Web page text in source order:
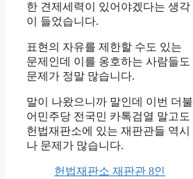
한 견제세력이 있어야겠다는 생각
이 들었습니다.
표현의 자유를 제한할 수도 있는
문제인데 이를 옹호하는 사람들도
문제가 정말 많습니다.
말이 나왔으니까 말인데 이번 더불
어민주당 전국민 카톡검열 말고도
헌법재판소에 있는 재판관들 역시
나 문제가 많습니다.
헌법재판소 재판관 8인